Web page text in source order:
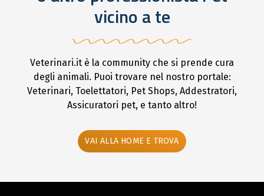
vicino a te
Veterinari.it è la community che si prende cura
degli animali. Puoi trovare nel nostro portale:
Veterinari, Toelettatori, Pet Shops, Addestratori,
Assicuratori pet, e tanto altro!
VAI ALLA HOME E TROVA